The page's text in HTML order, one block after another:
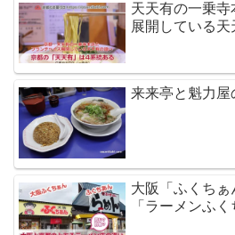
天天有の一乗
展開している
来来亭と魁力屋
大阪「ふくち
「ラーメンふ